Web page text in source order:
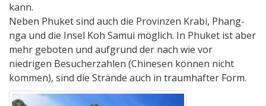
kann.
Neben Phuket sind auch die Provinzen Krabi, Phang-
nga und die Insel Koh Samui möglich. In Phuket ist aber
mehr geboten und aufgrund der nach wie vor
niedrigen Besucherzahlen (Chinesen können nicht
kommen), sind die Strände auch in traumhafter Form.